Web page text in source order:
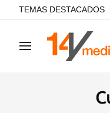
common.go-to-content
TEMAS DESTACADOS
Navegación